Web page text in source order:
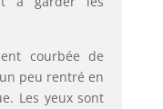
courbée de
peu rentré en
Les yeux sont